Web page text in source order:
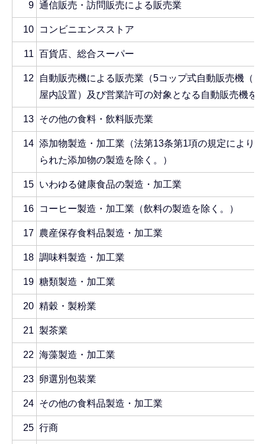
9 通信販売・訪問販売による販売業
10 コンビニエンスストア
11 百貨店、総合スーパー
12
自動販売機による販売業（5コップ式自動販売機（自
屋内設置）及び営業許可の対象となる自動販売機を
13 その他の食料・飲料販売業
14 添加物製造・加工業（法第13条第1項の規定により
られた添加物の製造を除く。）
15 いわゆる健康食品の製造・加工業
16 コーヒー製造・加工業（飲料の製造を除く。）
17 農産保存食料品製造・加工業
18 調味料製造・加工業
19 糖類製造・加工業
20 精穀・製粉業
21 製茶業
22 海藻製造・加工業
23 卵選別包装業
24 その他の食料品製造・加工業
25 行商